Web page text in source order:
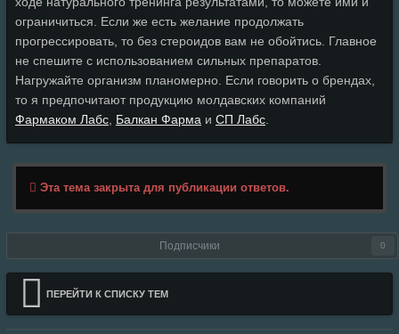
ограничиться. Если же есть желание продолжать
прогрессировать, то без стероидов вам не обойтись. Главное
не спешите с использованием сильных препаратов.
Нагружайте организм планомерно. Если говорить о брендах,
то я предпочитают продукцию молдавских компаний
Фармаком Лабс Балкан Фарма и СП Лабс
Эта тема закрыта для публикации ответов.
Подписчики 0
ПЕРЕЙТИ К СПИСКУ ТЕМ